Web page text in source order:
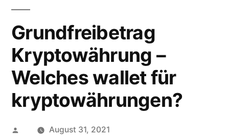
Grundfreibetrag
Kryptowährung –
Welches wallet für
kryptowährungen?
Posted August 31, 2021